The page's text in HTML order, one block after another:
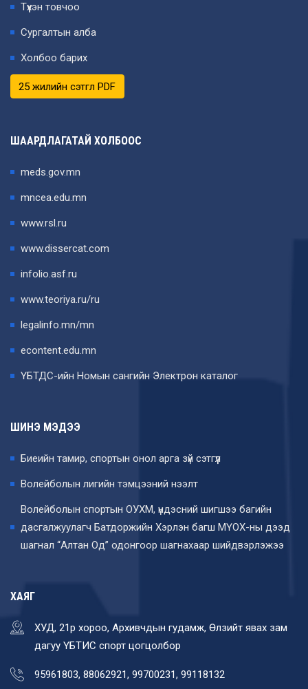
Түүхэн товчоо
Сургалтын алба
Холбоо барих
25 жилийн сэтгүүл PDF
ШААРДЛАГАТАЙ ХОЛБООС
meds.gov.mn
mncea.edu.mn
www.rsl.ru
www.dissercat.com
infolio.asf.ru
www.teoriya.ru/ru
legalinfo.mn/mn
econtent.edu.mn
ҮБТДС-ийн Номын сангийн Электрон каталог
ШИНЭ МЭДЭЭ
Биеийн тамир, спортын онол арга зүй сэтгүүл
Волейболын лигийн тэмцээний нээлт
Волейболын спортын ОУХМ, үндэсний шигшээ багийн
дасгалжуулагч Батдоржийн Хэрлэн багш МҮОХ-ны дээд
шагнал “Алтан Од” одонгоор шагнахаар шийдвэрлэжээ
ХАЯГ
ХУД, 21р хороо, Архивчдын гудамж, Өлзийт явах зам
дагуу ҮБТИС спорт цогцолбор
95961803, 88062921, 99700231, 99118132